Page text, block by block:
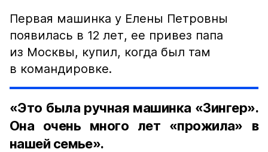
Первая машинка у Елены Петровны
появилась в 12 лет, ее привез папа
из Москвы, купил, когда был там
в командировке.
«Это была ручная машинка «Зингер».
Она очень много лет «прожила» в
нашей семье».